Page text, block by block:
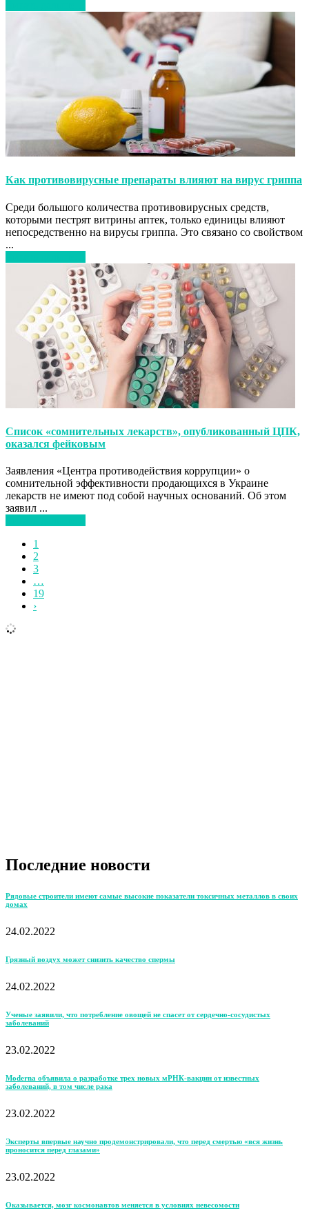
Как противовирусные препараты влияют на вирус гриппа
Среди большого количества противовирусных средств,
которыми пестрят витрины аптек, только единицы влияют
непосредственно на вирусы гриппа. Это связано со свойством
...
Список «сомнительных лекарств», опубликованный ЦПК,
оказался фейковым
Заявления «Центра противодействия коррупции» о
сомнительной эффективности продающихся в Украине
лекарств не имеют под собой научных оснований. Об этом
заявил ...
1
2
3
…
19
›
Последние новости
Рядовые строители имеют самые высокие показатели токсичных металлов в своих
домах
24.02.2022
Грязный воздух может снизить качество спермы
24.02.2022
Ученые заявили, что потребление овощей не спасет от сердечно-сосудистых
заболеваний
23.02.2022
Moderna объявила о разработке трех новых мРНК-вакцин от известных
заболеваний, в том числе рака
23.02.2022
Эксперты впервые научно продемонстрировали, что перед смертью «вся жизнь
проносится перед глазами»
23.02.2022
Оказывается, мозг космонавтов меняется в условиях невесомости